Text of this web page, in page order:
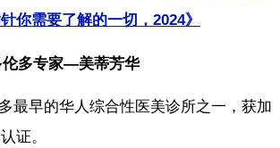
你需要了解的一切，2024》
多专家—美蒂芳华
最早的华人综合性医美诊所之一，获加
证。